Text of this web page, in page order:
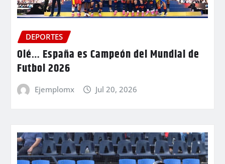
DEPORTES
Olé… España es Campeón del Mundial de
Futbol 2026
Ejemplomx Jul 20, 2026